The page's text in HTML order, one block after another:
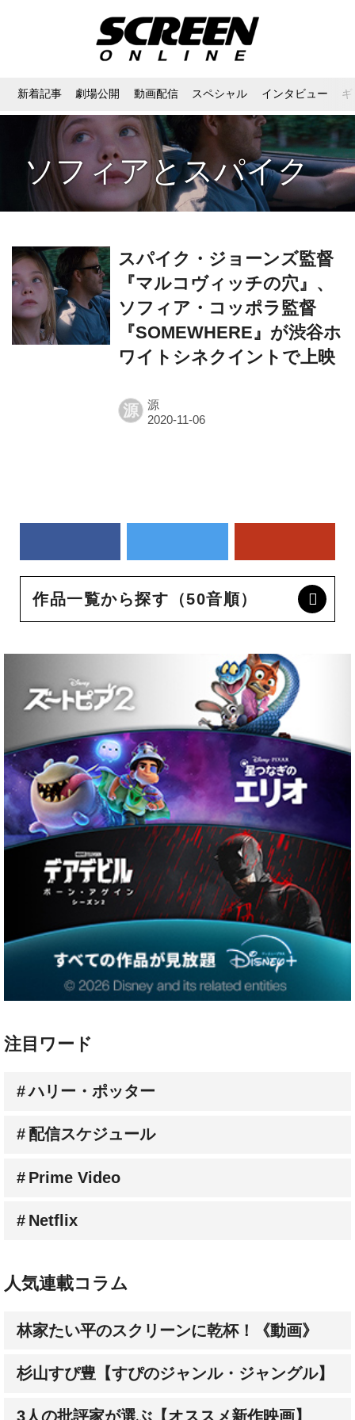
新着記事 劇場公開 動画配信 スペシャル インタビュー
ソフィアとスパイク
スパイク・ジョーンズ監督
『マルコヴィッチの穴』、
ソフィア・コッポラ監督
『SOMEWHERE』が渋谷ホ
ワイトシネクイントで上映
源 源
作品一覧から探す（50音順）
注目ワード
ハリー・ポッター
配信スケジュール
Prime Video
Netflix
林家たい平のスクリーンに乾杯！《動画》
杉山すぴ豊【すぴのジャンル・ジャングル】
3人の批評家が選ぶ【オススメ新作映画】